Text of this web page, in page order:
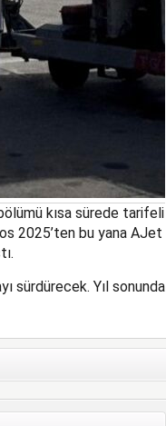
kısa sürede tarifeli
2025’ten bu yana AJet
.
sürdürecek. Yıl sonunda